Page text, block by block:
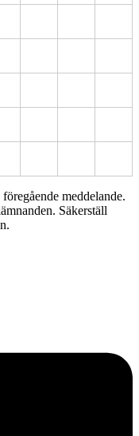
meddelande.
Säkerställ